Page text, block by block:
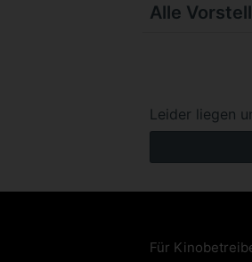
Alle
Leider liegen
Für